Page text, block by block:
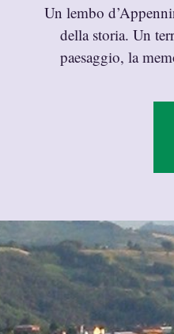
Un lembo
della storia. Un
paesaggio, la